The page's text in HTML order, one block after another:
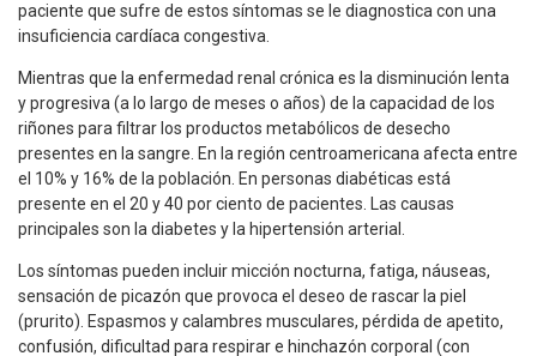
paciente que sufre de estos síntomas se le diagnostica con una
insuficiencia cardíaca congestiva.
Mientras que la enfermedad renal crónica es la disminución lenta
y progresiva (a lo largo de meses o años) de la capacidad de los
riñones para filtrar los productos metabólicos de desecho
presentes en la sangre. En la región centroamericana afecta entre
el 10% y 16% de la población. En personas diabéticas está
presente en el 20 y 40 por ciento de pacientes. Las causas
principales son la diabetes y la hipertensión arterial.
Los síntomas pueden incluir micción nocturna, fatiga, náuseas,
sensación de picazón que provoca el deseo de rascar la piel
(prurito). Espasmos y calambres musculares, pérdida de apetito,
confusión, dificultad para respirar e hinchazón corporal (con